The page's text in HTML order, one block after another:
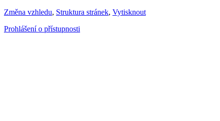
Změna vzhledu, Struktura stránek, Vytisknout
Prohlášení o přístupnosti